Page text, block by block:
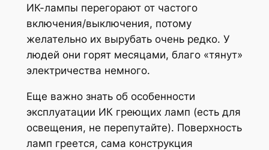
ИК-лампы перегорают от частого
включения/выключения, потому
желательно их вырубать очень редко. У
людей они горят месяцами, благо «тянут»
электричества немного.
Еще важно знать об особенности
эксплуатации ИК греющих ламп (есть для
освещения, не перепутайте). Поверхность
ламп греется, сама конструкция